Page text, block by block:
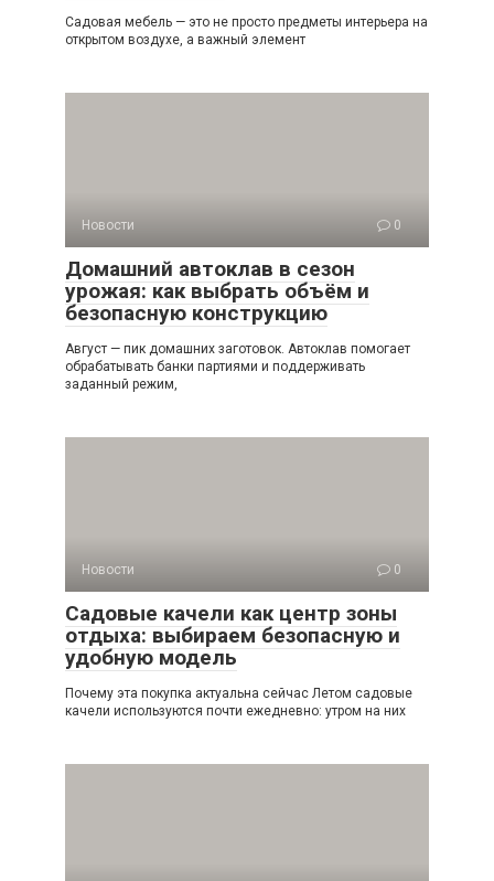
Садовая мебель — это не просто предметы интерьера на
открытом воздухе, а важный элемент
Новости 0
Домашний автоклав в сезон
урожая: как выбрать объём и
безопасную конструкцию
Август — пик домашних заготовок. Автоклав помогает
обрабатывать банки партиями и поддерживать
заданный режим,
Новости 0
Садовые качели как центр зоны
отдыха: выбираем безопасную и
удобную модель
Почему эта покупка актуальна сейчас Летом садовые
качели используются почти ежедневно: утром на них